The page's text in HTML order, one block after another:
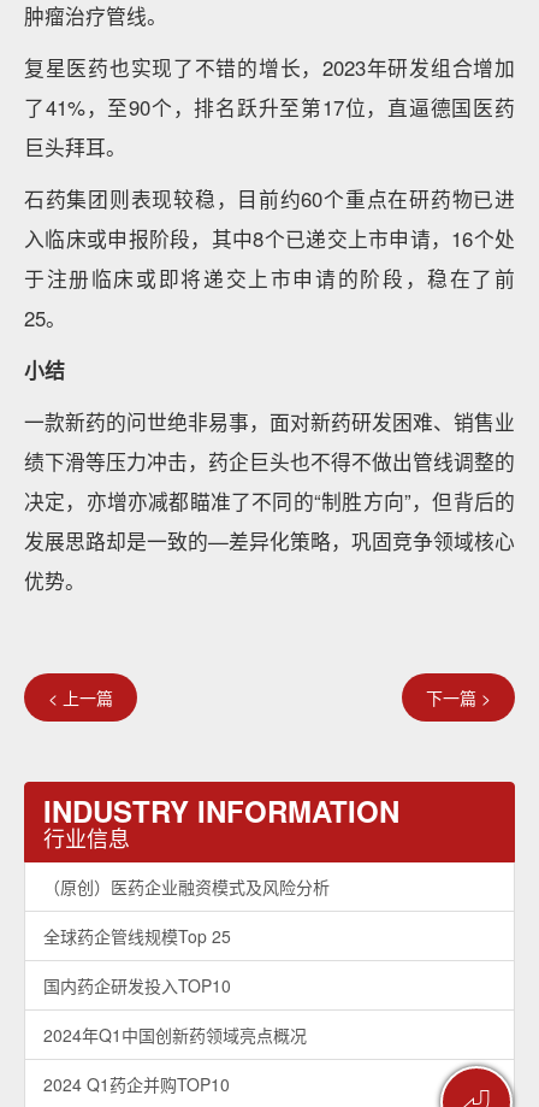
肿瘤治疗管线。
复星医药也实现了不错的增长，2023年研发组合增加
了41%，至90个，排名跃升至第17位，直逼德国医药
巨头拜耳。
石药集团则表现较稳，目前约60个重点在研药物已进
入临床或申报阶段，其中8个已递交上市申请，16个处
于注册临床或即将递交上市申请的阶段，稳在了前
25。
小结
一款新药的问世绝非易事，面对新药研发困难、销售业
绩下滑等压力冲击，药企巨头也不得不做出管线调整的
决定，亦增亦减都瞄准了不同的“制胜方向”，但背后的
发展思路却是一致的—差异化策略，巩固竞争领域核心
优势。
< 上一篇 下一篇 >
INDUSTRY INFORMATION
行业信息
（原创）医药企业融资模式及风险分析
全球药企管线规模Top 25
国内药企研发投入TOP10
2024年Q1中国创新药领域亮点概况
2024 Q1药企并购TOP10